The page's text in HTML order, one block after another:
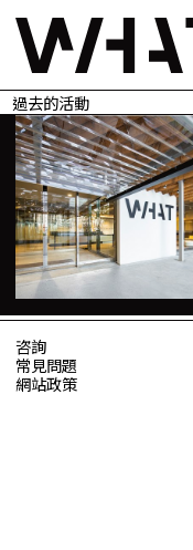
過去的活動
咨詢
常見問題
網站政策